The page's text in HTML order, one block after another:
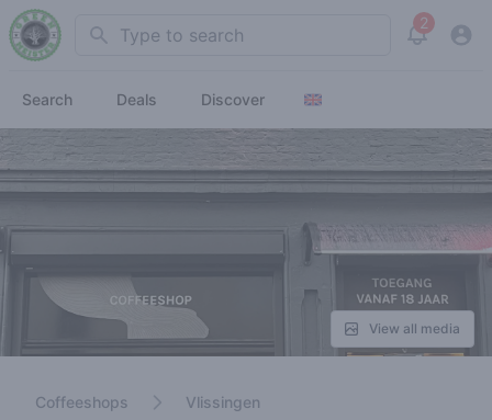
Search 2
View
Search Deals Discover
View all media
Coffeeshops Vlissingen